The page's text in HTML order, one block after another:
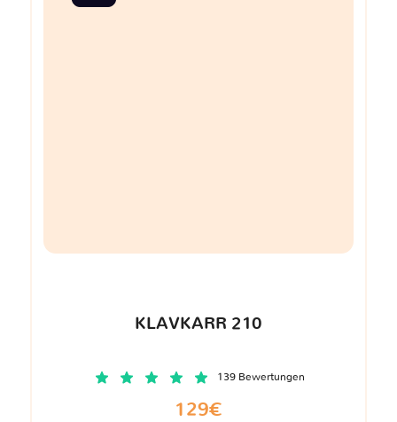
KLAVKARR 210
139 Bewertungen
129€